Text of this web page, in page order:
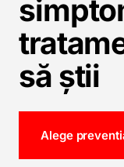
să știi
Alege